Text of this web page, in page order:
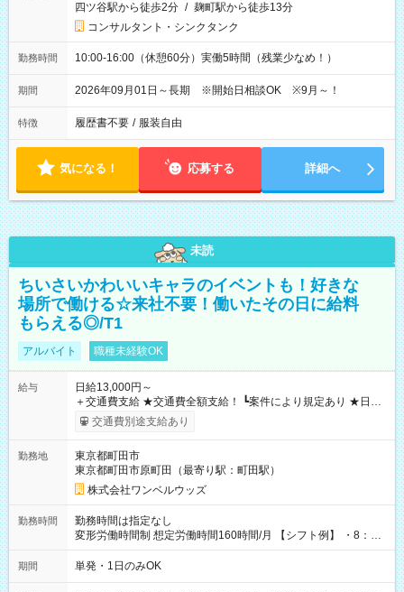
四ツ谷駅から徒歩2分 / 麹町駅から徒歩13分
コンサルタント・シンクタンク
勤務時間 10:00-16:00（休憩60分）実働5時間（残業少なめ！）
期間 2026年09月01日～長期 ※開始日相談OK ※9月～！
特徴 履歴書不要 / 服装自由
気になる！ 応募する 詳細へ
未読
ちいさいかわいいキャラのイベントも！好きな
場所で働ける☆来社不要！働いたその日に給料
もらえる◎/T1
アルバイト 職種未経験OK
給与
日給13,000円～
＋交通費支給 ★交通費全額支給！ ┗案件により規定あり ★日払
いOK！（規定あり） ┗働いたその日に現金GET♪ お仕事後はコ
ンビニATMから 日払い分を引き落とせます！ 【試用期間】試
交通費別途支給あり
勤務地
東京都町田市
東京都町田市原町田（最寄り駅：町田駅）
株式会社ワンベルウッズ
勤務時間
勤務時間は指定なし
変形労働時間制 想定労働時間160時間/月 【シフト例】 ・8：00
～21：00
期間 単発・1日のみOK